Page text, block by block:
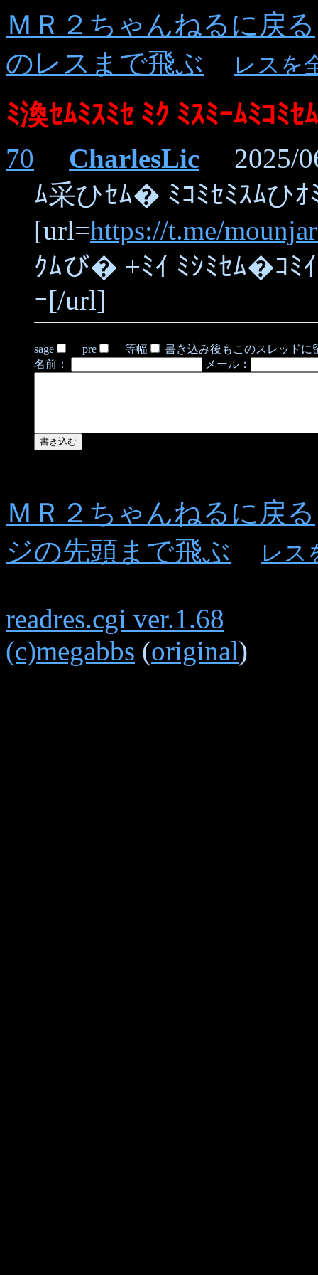
ＭＲ２ちゃんねるに戻る
のレスまで飛ぶ
レスを
ﾐ渙ｾﾑﾐｽﾐｾ ﾐｸ ﾐｽﾐｰﾑﾐｺ
70 CharlesLic 2025/
ﾑ采ひｾﾑ� ﾐｺﾐｾﾐｽﾑひ
[url=https://t.me/
ｸﾑび� +ﾐｲ ﾐｼﾐｾﾑ�ｺﾐ
ｰ[/url]
sage pre 等幅
書き込み後もこのスレッドに
名前：
メール：
ＭＲ２ちゃんねるに戻る
ジの先頭まで飛ぶ
レス
readres.cgi ver.1.68
(c)megabbs (original)